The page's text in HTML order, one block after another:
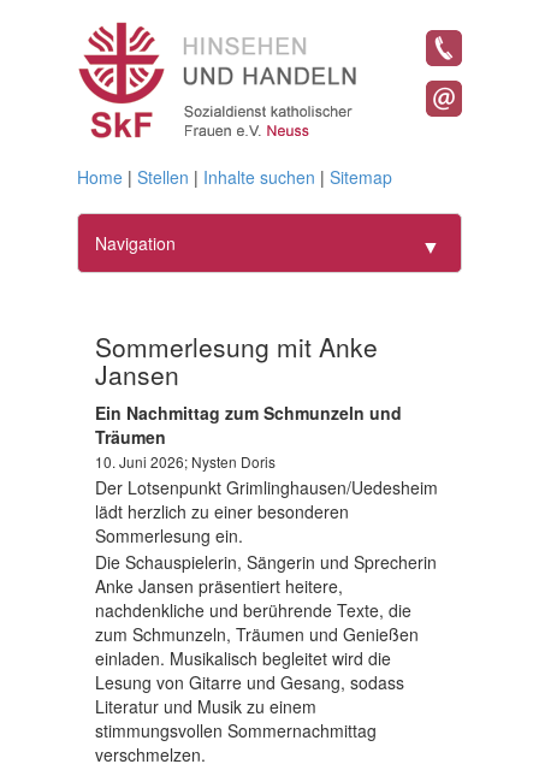
Home | Stellen | Inhalte suchen | Sitemap
Navigation ▼
Geschäftsführung
Frauen
Bildung
Projekte
Engagement & Spenden
Über uns
Sommerlesung mit Anke
Jansen
Ein Nachmittag zum Schmunzeln und
Träumen
10. Juni 2026; Nysten Doris
Der Lotsenpunkt Grimlinghausen/Uedesheim
lädt herzlich zu einer besonderen
Sommerlesung ein.
Die Schauspielerin, Sängerin und Sprecherin
Anke Jansen präsentiert heitere,
nachdenkliche und berührende Texte, die
zum Schmunzeln, Träumen und Genießen
einladen. Musikalisch begleitet wird die
Lesung von Gitarre und Gesang, sodass
Literatur und Musik zu einem
stimmungsvollen Sommernachmittag
verschmelzen.